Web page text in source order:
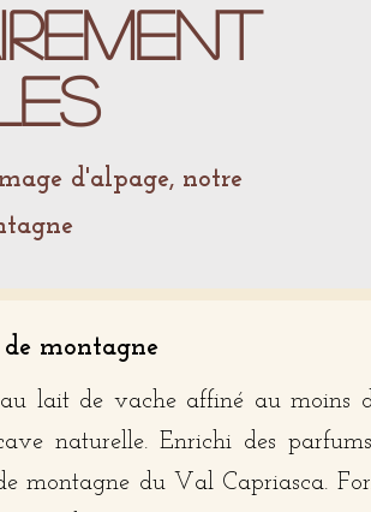
d'alpage, notre
montagne
lait de vache affiné au moins
naturelle. Enrichi des
montagne du Val Capriasca.